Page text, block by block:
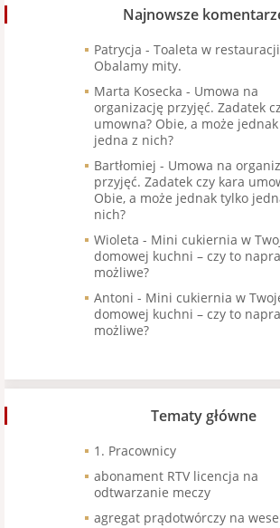
Najnowsze
Patrycja - Toaleta w
Obalamy mity.
Marta Kosecka - Umowa na
organizację przyjęć. Zadatek
umowna? Obie, a może
jedna z nich?
Bartłomiej - Umowa na
przyjęć. Zadatek czy kara
Obie, a może jednak tylko
nich?
Wioleta - Mini cukiernia w
domowej kuchni – czy to
możliwe?
Antoni - Mini cukiernia w
domowej kuchni – czy to
możliwe?
Tematy główne
1. Pracownicy
abonament RTV licencja na
odtwarzanie meczy
agregat prądotwórczy na